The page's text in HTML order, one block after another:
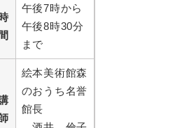
間
午後7時から
午後8時30分
まで
絵本美術館森
のおうち名誉
館長